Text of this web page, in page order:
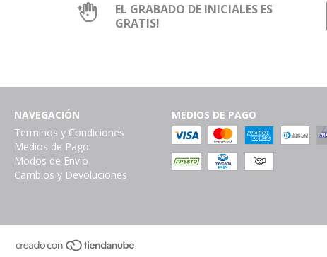
EL GRABADO DE INICIALES ES
GRATIS!
NAVEGACIÓN
Terminos y Condiciones
Medios de Pago
Modos de Envio
Cambios y Devoluciones
MEDIOS DE PAGO